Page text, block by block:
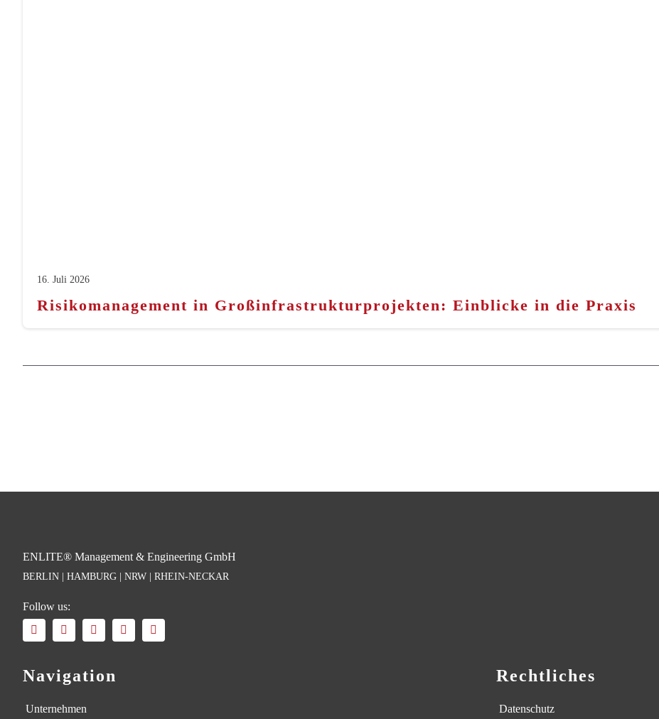
16. Juli 2026
Risikomanagement in Großinfrastrukturprojekten: Einblicke in die Praxis
ENLITE® Management & Engineering GmbH
BERLIN | HAMBURG | NRW | RHEIN-NECKAR
Follow us:
Navigation
Unternehmen
Rechtliches
Datenschutz